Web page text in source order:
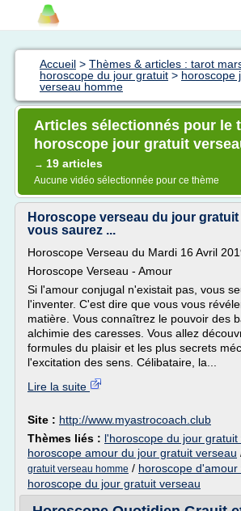
Accueil > Thèmes & articles : tarot
horoscope du jour gratuit > horoscope
verseau homme
Articles sélectionnés pour le
horoscope jour gratuit
→ 19 articles
Aucune vidéo sélectionnée pour ce thème
Horoscope verseau du jour
vous saurez ...
Horoscope Verseau du Mardi 16 Avril
Horoscope Verseau - Amour
Si l'amour conjugal n'existait pas, vous
l'inventer. C'est dire que vous vous
matière. Vous connaîtrez le pouvoir des
alchimie des caresses. Vous allez
formules du plaisir et les plus secrets
l'excitation des sens. Célibataire, la...
Lire la suite
Site : http://www.myastrocoach.club
Thèmes liés : l'horoscope du jour gratuit
horoscope amour du jour gratuit verseau
gratuit verseau homme / horoscope d'amour
horoscope du jour gratuit verseau